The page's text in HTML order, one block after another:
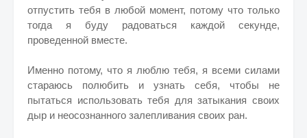
отпустить тебя в любой момент, потому что только
тогда я буду радоваться каждой секунде,
проведенной вместе.
Именно потому, что я люблю тебя, я всеми силами
стараюсь полюбить и узнать себя, чтобы не
пытаться использовать тебя для затыкания своих
дыр и неосознанного залепливания своих ран.